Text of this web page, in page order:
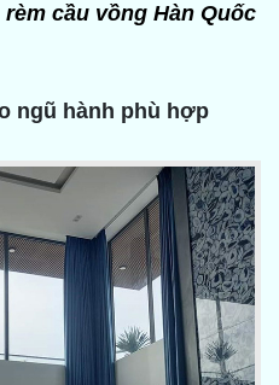
rèm cầu vồng Hàn Quốc
ngũ hành phù hợp